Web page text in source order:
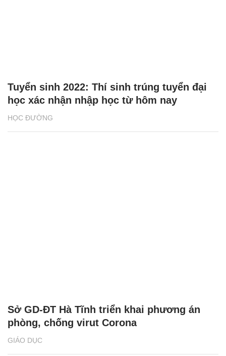
HỌC ĐƯỜNG
Tuyển sinh 2022: Thí sinh trúng tuyển đại
học xác nhận nhập học từ hôm nay
GIÁO DỤC
Sở GD-ĐT Hà Tĩnh triển khai phương án
phòng, chống virut Corona